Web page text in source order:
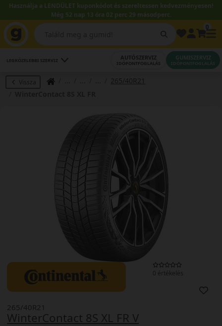
Használja a LENDÜLET kuponkódot és szereltessen kedvezményesen!
Még 52 nap 13 óra 02 perc 28 másodperc.
LEGKÖZELEBBI SZERVIZ AUTÓSZERVIZ
IDŐPONTFOGLALÁS
GUMISZERVIZ
IDŐPONTFOGLALÁS
Vissza
265/40R21
0 értékelés
WinterContact 8S XL FR V
265/40R21